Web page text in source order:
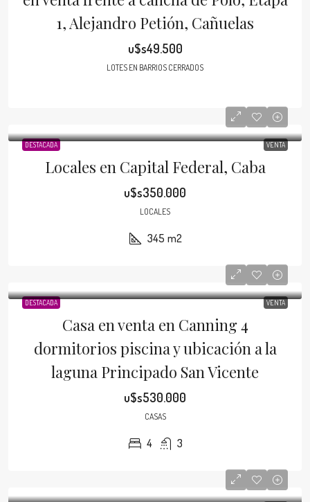
1, Alejandro Petión, Cañuelas
u$s49.500
LOTES EN BARRIOS CERRADOS
DESTACADA VENTA
Locales en Capital Federal, Caba
u$s350.000
LOCALES
345 m2
DESTACADA VENTA
Casa en venta en Canning 4
dormitorios piscina y ubicación a la
laguna Principado San Vicente
u$s530.000
CASAS
4 3